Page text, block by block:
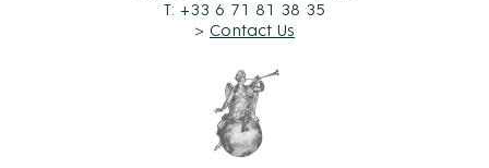
T: +33 6 71 81 38 35
> Contact Us